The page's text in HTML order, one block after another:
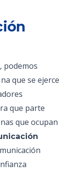
podemos
que se ejerce
que parte
que ocupan